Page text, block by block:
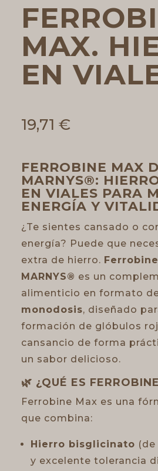
MAX.
EN
19,71 €
FERROBINE MAX
MARNYS®:
EN VIALES PARA
ENERGÍA Y
¿Te sientes cansado o
energía? Puede que
extra de hierro.
MARNYS® es un
alimenticio en formato
monodosis, diseñado
formación de glóbulos
cansancio de forma
un sabor delicioso.
🌿 ¿QUÉ ES
Ferrobine Max es una
que combina:
Hierro bisglicinato
y excelente tolerancia